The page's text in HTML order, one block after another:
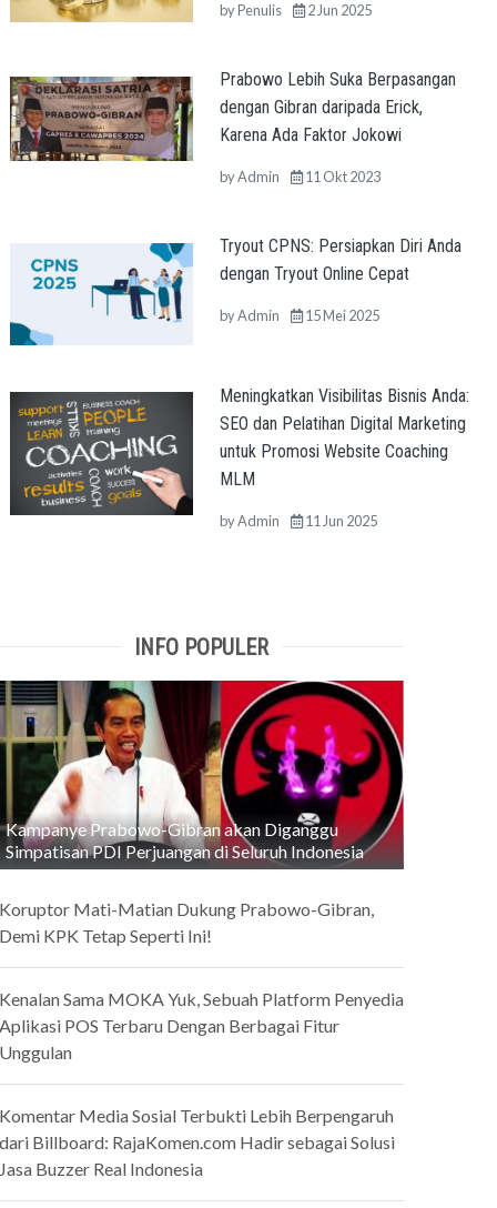
byPenulis 2 Jun 2025
Prabowo Lebih Suka Berpasangan
dengan Gibran daripada Erick,
Karena Ada Faktor Jokowi
byAdmin 11 Okt 2023
Tryout CPNS: Persiapkan Diri Anda
dengan Tryout Online Cepat
byAdmin 15 Mei 2025
Meningkatkan Visibilitas Bisnis Anda:
SEO dan Pelatihan Digital Marketing
untuk Promosi Website Coaching
MLM
byAdmin 11 Jun 2025
INFO POPULER
Kampanye Prabowo-Gibran akan Diganggu
Simpatisan PDI Perjuangan di Seluruh Indonesia
Mati-Matian Dukung Prabowo-Gibran,
KPK Tetap Seperti Ini!
Sama MOKA Yuk, Sebuah Platform Penyedia
POS Terbaru Dengan Berbagai Fitur
Media Sosial Terbukti Lebih Berpengaruh
Billboard: RajaKomen.com Hadir sebagai Solusi
Buzzer Real Indonesia